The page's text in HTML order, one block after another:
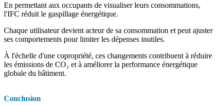
En permettant aux occupants de visualiser leurs consommations,
l'IFC réduit le gaspillage énergétique.
Chaque utilisateur devient acteur de sa consommation et peut ajuster
ses comportements pour limiter les dépenses inutiles.
À l'échelle d'une copropriété, ces changements contribuent à réduire
les émissions de CO₂ et à améliorer la performance énergétique
globale du bâtiment.
Conclusion